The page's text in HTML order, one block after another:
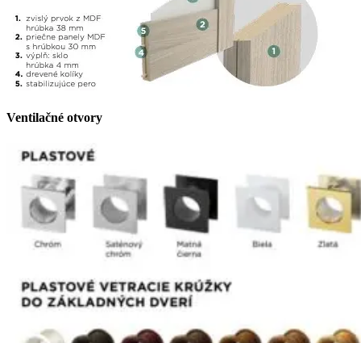
Ventilačné otvory